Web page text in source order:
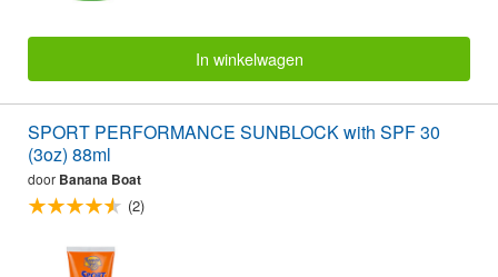
In winkelwagen
SPORT PERFORMANCE SUNBLOCK with SPF 30
(3oz) 88ml
door Banana Boat
(2)